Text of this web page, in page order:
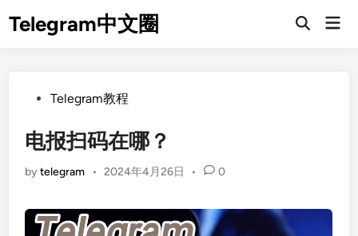
Telegram中文圈
Open
PostedTelegram教程
电报扫码在哪？
bytelegram • 2024年4月26日 • 0